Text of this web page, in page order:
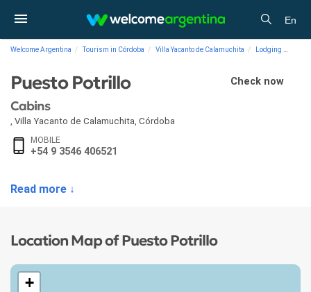
En
Welcome Argentina Tourism in Córdoba Villa Yacanto de Calamuchita Lodging
Check now
Puesto Potrillo
Cabins
, Villa Yacanto de Calamuchita, Córdoba
MOBILE
+54 9 3546 406521
Read more ↓
Location Map of Puesto Potrillo
+